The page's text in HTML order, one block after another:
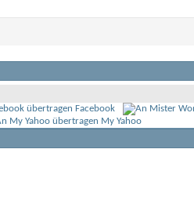
Facebook
My Yahoo